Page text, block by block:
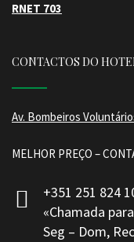
RNET 703
CONTACTOS DO
Av. Bombeiros
MELHOR PREÇO –
+351 251 824
«Chamada
Seg – Dom,